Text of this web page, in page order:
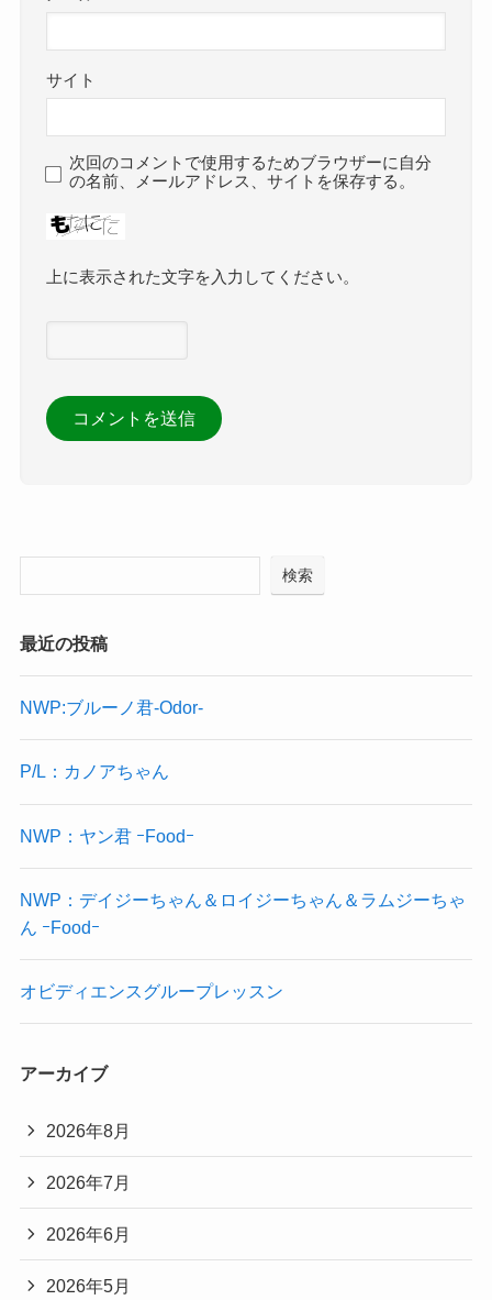
サイト
次回のコメントで使用するためブラウザーに自分
の名前、メールアドレス、サイトを保存する。
上に表示された文字を入力してください。
検索
最近の投稿
NWP:ブルーノ君-Odor-
P/L：カノアちゃん
NWP：ヤン君 ｰFoodｰ
NWP：デイジーちゃん＆ロイジーちゃん＆ラムジーちゃ
ん ｰFoodｰ
オビディエンスグループレッスン
アーカイブ
2026年8月
2026年7月
2026年6月
2026年5月